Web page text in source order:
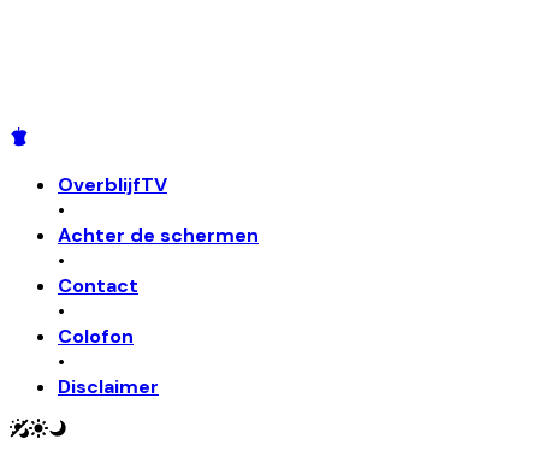
OverblijfTV
•
Achter de schermen
•
Contact
•
Colofon
•
Disclaimer